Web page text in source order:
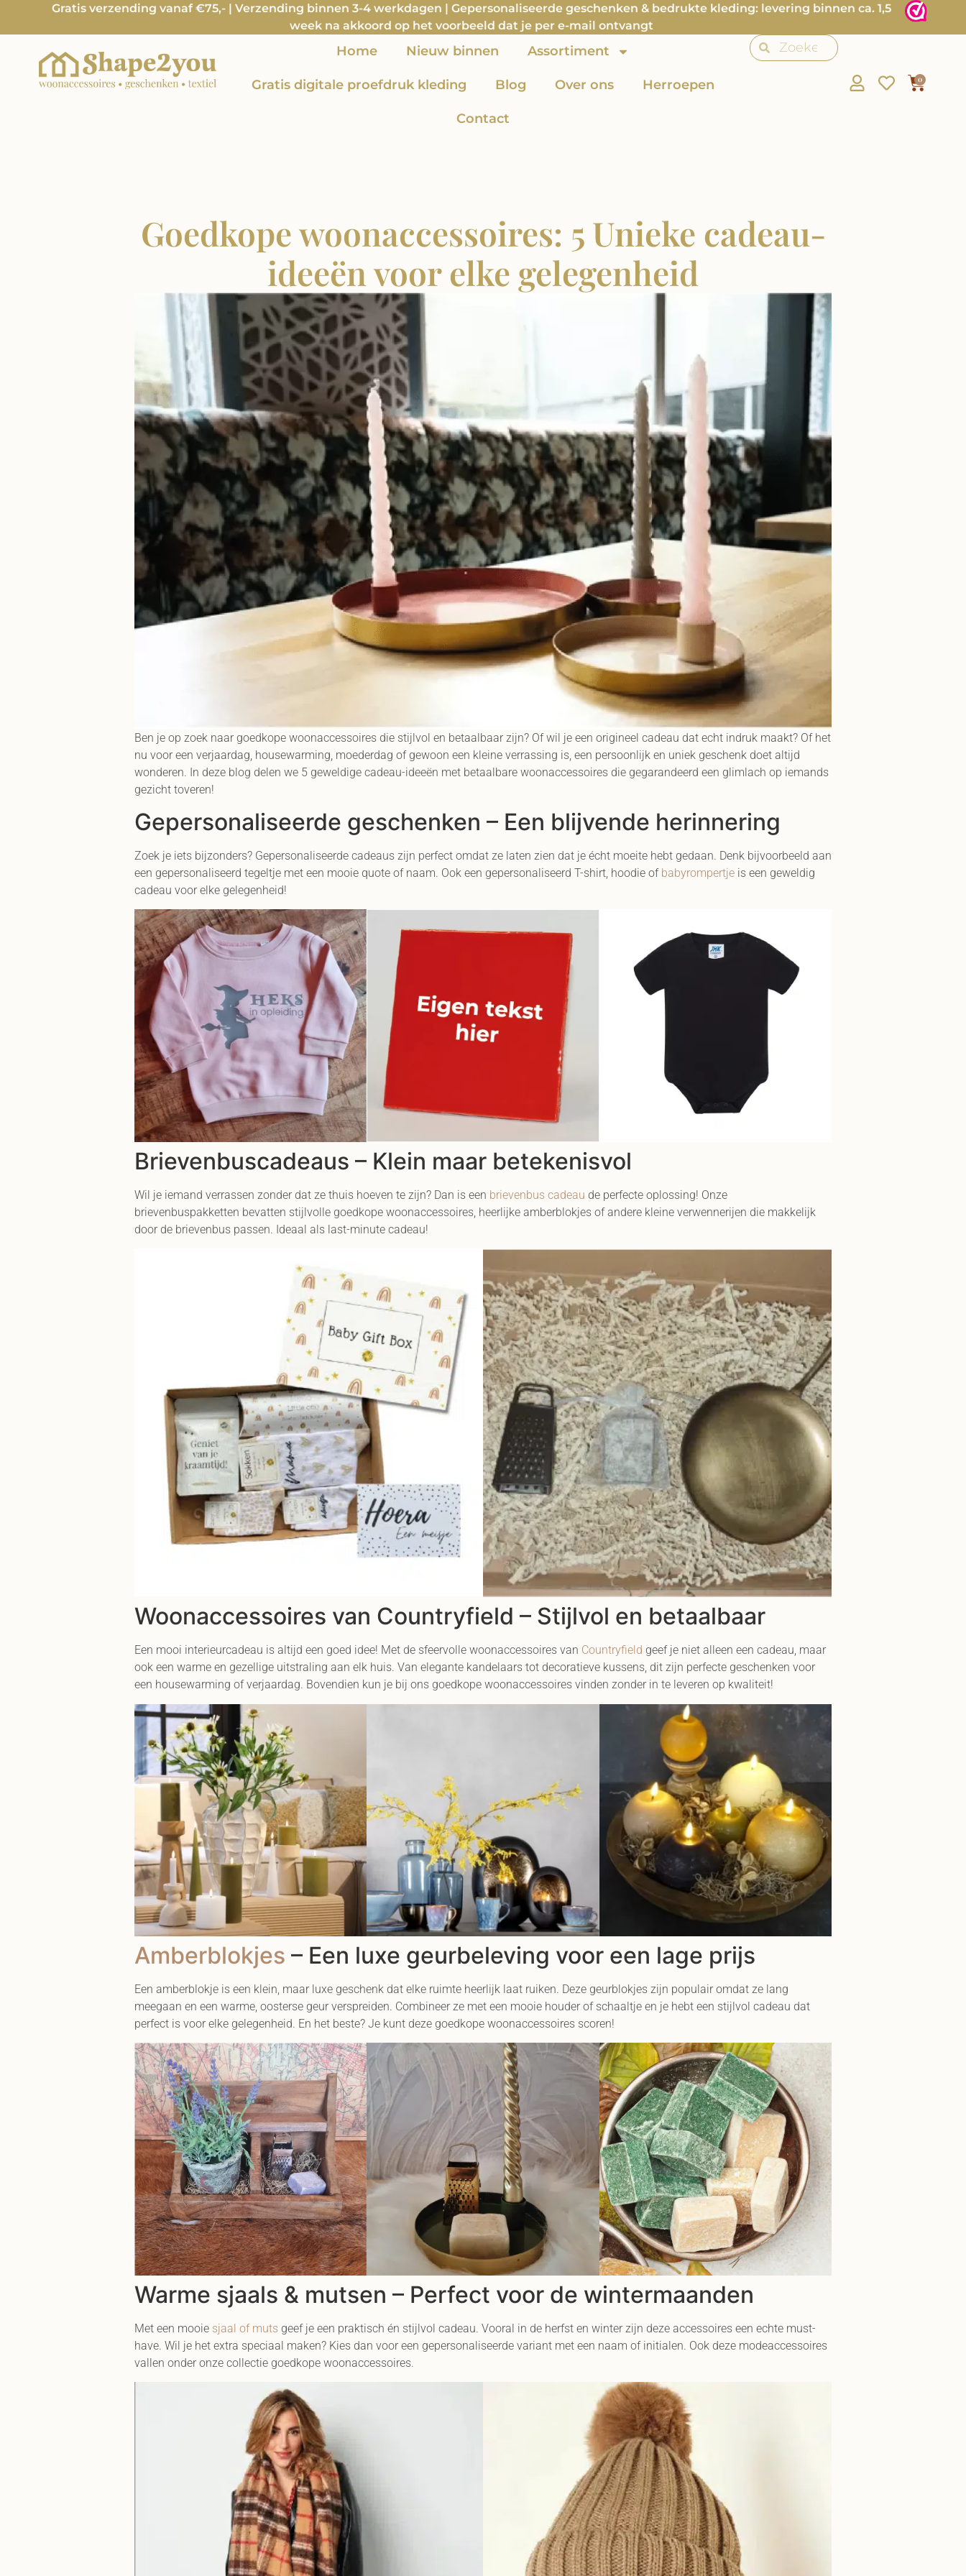
Gratis verzending vanaf €75,- | Verzending binnen 3-4 werkdagen | Gepersonaliseerde geschenken & bedrukte kleding: levering binnen ca. 1,5
week na akkoord op het voorbeeld dat je per e-mail ontvangt
Home Nieuw binnen Assortiment
Gratis digitale proefdruk kleding Blog Over ons Herroepen
Contact
0
Goedkope woonaccessoires: 5 Unieke cadeau-
ideeën voor elke gelegenheid
Ben je op zoek naar goedkope woonaccessoires die stijlvol en betaalbaar zijn? Of wil je een origineel cadeau dat echt indruk maakt? Of het
nu voor een verjaardag, housewarming, moederdag of gewoon een kleine verrassing is, een persoonlijk en uniek geschenk doet altijd
wonderen. In deze blog delen we 5 geweldige cadeau-ideeën met betaalbare woonaccessoires die gegarandeerd een glimlach op iemands
gezicht toveren!
Gepersonaliseerde geschenken – Een blijvende herinnering
Zoek je iets bijzonders? Gepersonaliseerde cadeaus zijn perfect omdat ze laten zien dat je écht moeite hebt gedaan. Denk bijvoorbeeld aan
een gepersonaliseerd tegeltje met een mooie quote of naam. Ook een gepersonaliseerd T-shirt, hoodie of babyrompertje is een geweldig
cadeau voor elke gelegenheid!
Brievenbuscadeaus – Klein maar betekenisvol
Wil je iemand verrassen zonder dat ze thuis hoeven te zijn? Dan is een brievenbus cadeau de perfecte oplossing! Onze
brievenbuspakketten bevatten stijlvolle goedkope woonaccessoires, heerlijke amberblokjes of andere kleine verwennerijen die makkelijk
door de brievenbus passen. Ideaal als last-minute cadeau!
Woonaccessoires van Countryfield – Stijlvol en betaalbaar
Een mooi interieurcadeau is altijd een goed idee! Met de sfeervolle woonaccessoires van Countryfield geef je niet alleen een cadeau, maar
ook een warme en gezellige uitstraling aan elk huis. Van elegante kandelaars tot decoratieve kussens, dit zijn perfecte geschenken voor
een housewarming of verjaardag. Bovendien kun je bij ons goedkope woonaccessoires vinden zonder in te leveren op kwaliteit!
Amberblokjes – Een luxe geurbeleving voor een lage prijs
Een amberblokje is een klein, maar luxe geschenk dat elke ruimte heerlijk laat ruiken. Deze geurblokjes zijn populair omdat ze lang
meegaan en een warme, oosterse geur verspreiden. Combineer ze met een mooie houder of schaaltje en je hebt een stijlvol cadeau dat
perfect is voor elke gelegenheid. En het beste? Je kunt deze goedkope woonaccessoires scoren!
Warme sjaals & mutsen – Perfect voor de wintermaanden
Met een mooie sjaal of muts geef je een praktisch én stijlvol cadeau. Vooral in de herfst en winter zijn deze accessoires een echte must-
have. Wil je het extra speciaal maken? Kies dan voor een gepersonaliseerde variant met een naam of initialen. Ook deze modeaccessoires
vallen onder onze collectie goedkope woonaccessoires.